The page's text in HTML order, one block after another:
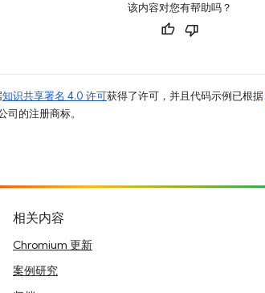
该内容对您有帮助吗？
知识共享署名 4.0 许可获得了许可，并且代码示例已根据
的注册商标。
相关内容
Chromium 更新
案例研究